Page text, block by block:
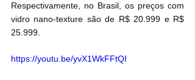
Respectivamente, no Brasil, os preços com
vidro nano-texture são de R$ 20.999 e R$
25.999.
https://youtu.be/yvX1WkFFtQI